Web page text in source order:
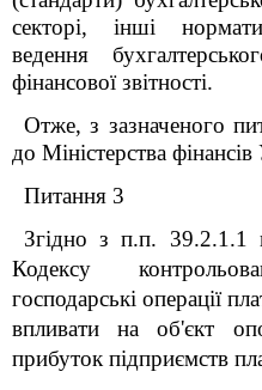
секторі, інші
ведення
фінансової звітності.
Отже, з зазначеного
до Міністерства фінансів
Питання 3
Згідно з п.п.
Кодексу
господарські операції
впливати на об'єкт
прибуток підприємств